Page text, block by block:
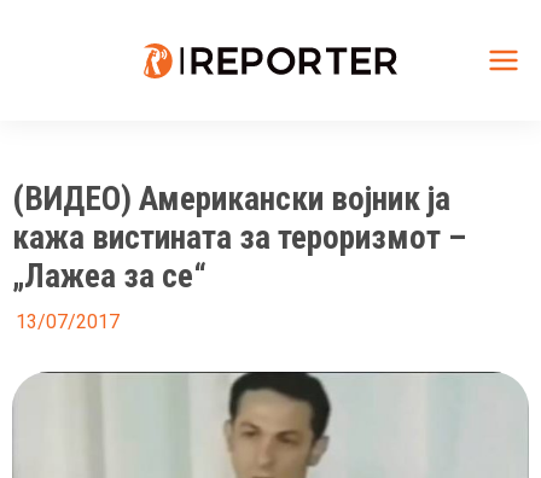
(ВИДЕО) Американски војник ја
кажа вистината за тероризмот –
„Лажеа за се“
13/07/2017